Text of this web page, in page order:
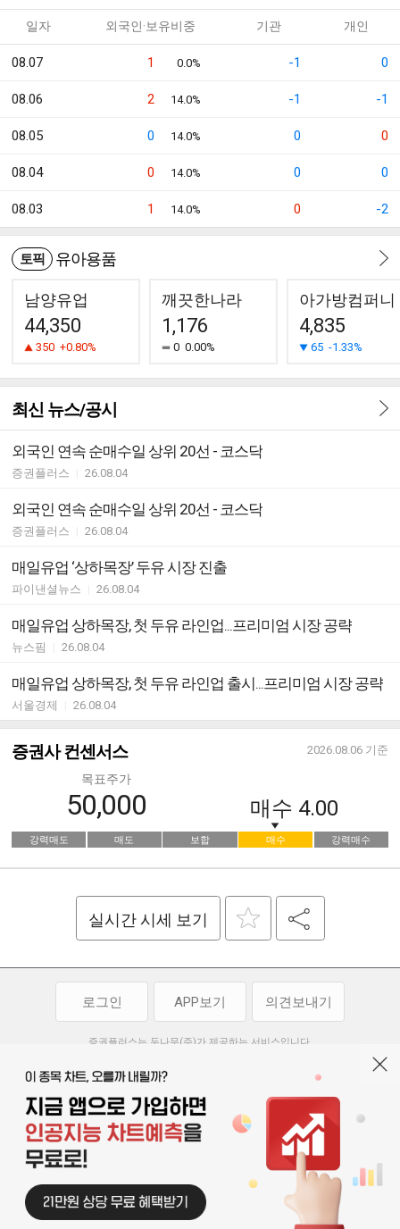
일자 외국인·보유비중 기관 개인
08.07 1 0.0% -1 0
08.06 2 14.0% -1 -1
08.05 0 14.0% 0 0
08.04 0 14.0% 0 0
08.03 1 14.0% 0 -2
토픽 유아용품
남양유업
44,350
350 +0.80%
깨끗한나라
1,176
0 0.00%
아가방컴퍼니
4,835
65 -1.33%
최신 뉴스/공시
외국인 연속 순매수일 상위 20선 - 코스닥
증권플러스 26.08.04
외국인 연속 순매수일 상위 20선 - 코스닥
증권플러스 26.08.04
매일유업 ‘상하목장’ 두유 시장 진출
파이낸셜뉴스 26.08.04
매일유업 상하목장, 첫 두유 라인업...프리미엄 시장 공략
뉴스핌 26.08.04
매일유업 상하목장, 첫 두유 라인업 출시...프리미엄 시장 공략
서울경제 26.08.04
증권사 컨센서스 2026.08.06 기준
목표주가
50,000 매수 4.00
강력매도 매도 보합 매수 강력매수
실시간 시세 보기
로그인 APP보기 의견보내기
증권플러스는 두나무(주)가 제공하는 서비스입니다.
투자 참고사항이며, 정보 제공 과정에서 오류나 지연이 발생할 수 있습니다.
두나무(주)는 제공된 정보에 의한 투자 결과에 대하여 법적인 책임을
부담하지 않습니다. 본 서비스에서 제공되는 정보의 무단 배포를 금합니다.
이용약관 | 청소년보호정책 개인정보처리방침
기사배열 기본방침 | 고객센터 |
오픈소스 라이선스
서울특별시 서초구 강남대로 369, 15층
사업자 등록번호 119-86-54968
|
기사배열 책임자 : 박동규
© 두나무 주식회사